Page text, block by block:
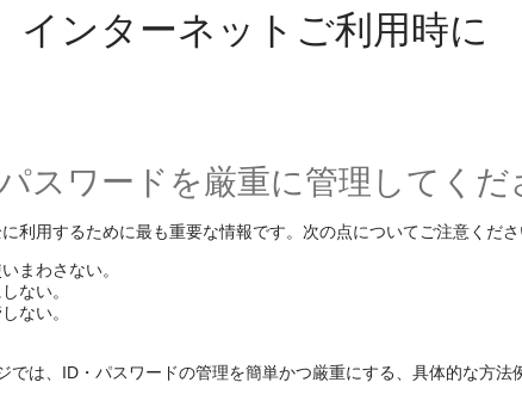
インターネットご利用時に
スワードを厳重に管理してくだ
利用するために最も重要な情報です。次の点についてご注意くださ
まわさない。
ない。
ない。
では、ID・パスワードの管理を簡単かつ厳重にする、具体的な方法